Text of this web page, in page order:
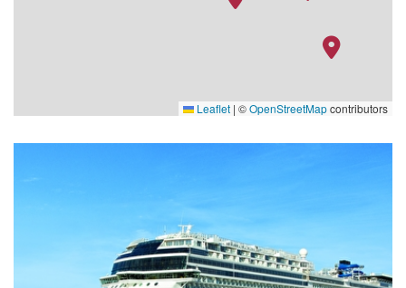
Leaflet | ©OpenStreetMapcontributors